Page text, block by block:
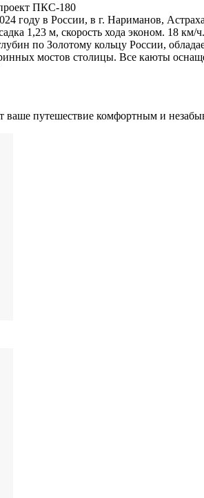
ПКС-180
году в России, в г. Нариманов,
1,23 м, скорость хода эконом. 18 км/
по Золотому кольцу России,
мостов столицы. Все каюты
ваше путешествие комфортным и